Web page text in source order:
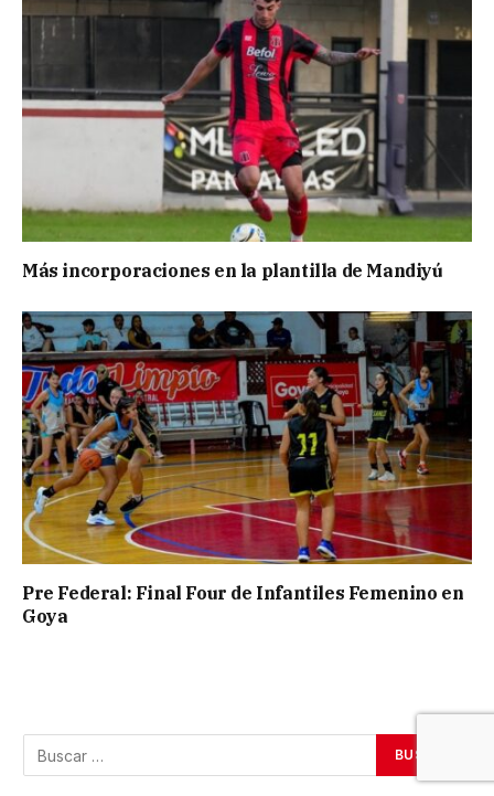
Más incorporaciones en la plantilla de Mandiyú
Pre Federal: Final Four de Infantiles Femenino en
Goya